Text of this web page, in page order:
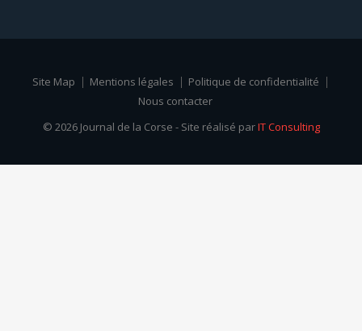
Site Map Mentions légales
Politique de confidentialité
Nous contacter
© 2026 Journal de la Corse - Site réalisé parIT Consulting